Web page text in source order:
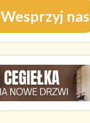
Wesprzyj nas